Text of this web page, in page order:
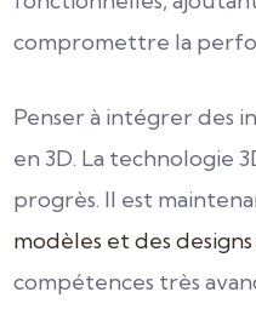
compromettre la
Penser à intégrer des
en 3D. La technologie
progrès. Il est
modèles et des designs
compétences très